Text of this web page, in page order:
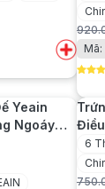
Giá
gốc
là:
Giá
hiện
tại
là:
Mã:
Yeain
Ngoáy
6